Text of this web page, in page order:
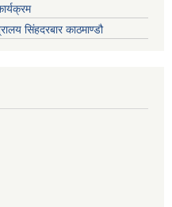
सिंहदरबार काठमाण्डौ